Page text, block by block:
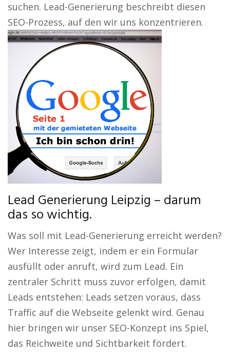
suchen. Lead-Generierung beschreibt diesen
SEO-Prozess, auf den wir uns konzentrieren.
Lead Generierung Leipzig – darum
das so wichtig.
Was soll mit Lead-Generierung erreicht werden?
Wer Interesse zeigt, indem er ein Formular
ausfüllt oder anruft, wird zum Lead. Ein
zentraler Schritt muss zuvor erfolgen, damit
Leads entstehen: Leads setzen voraus, dass
Traffic auf die Webseite gelenkt wird. Genau
hier bringen wir unser SEO-Konzept ins Spiel,
das Reichweite und Sichtbarkeit fördert.